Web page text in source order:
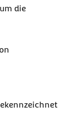
die